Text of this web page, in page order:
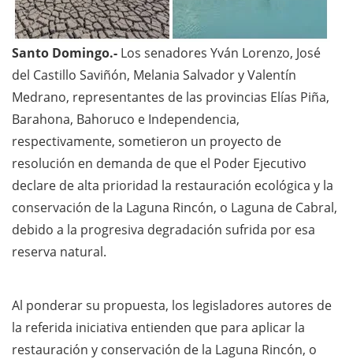
Santo Domingo.- Los senadores Yván Lorenzo, José
del Castillo Saviñón, Melania Salvador y Valentín
Medrano, representantes de las provincias Elías Piña,
Barahona, Bahoruco e Independencia,
respectivamente, sometieron un proyecto de
resolución en demanda de que el Poder Ejecutivo
declare de alta prioridad la restauración ecológica y la
conservación de la Laguna Rincón, o Laguna de Cabral,
debido a la progresiva degradación sufrida por esa
reserva natural.
Al ponderar su propuesta, los legisladores autores de
la referida iniciativa entienden que para aplicar la
restauración y conservación de la Laguna Rincón, o